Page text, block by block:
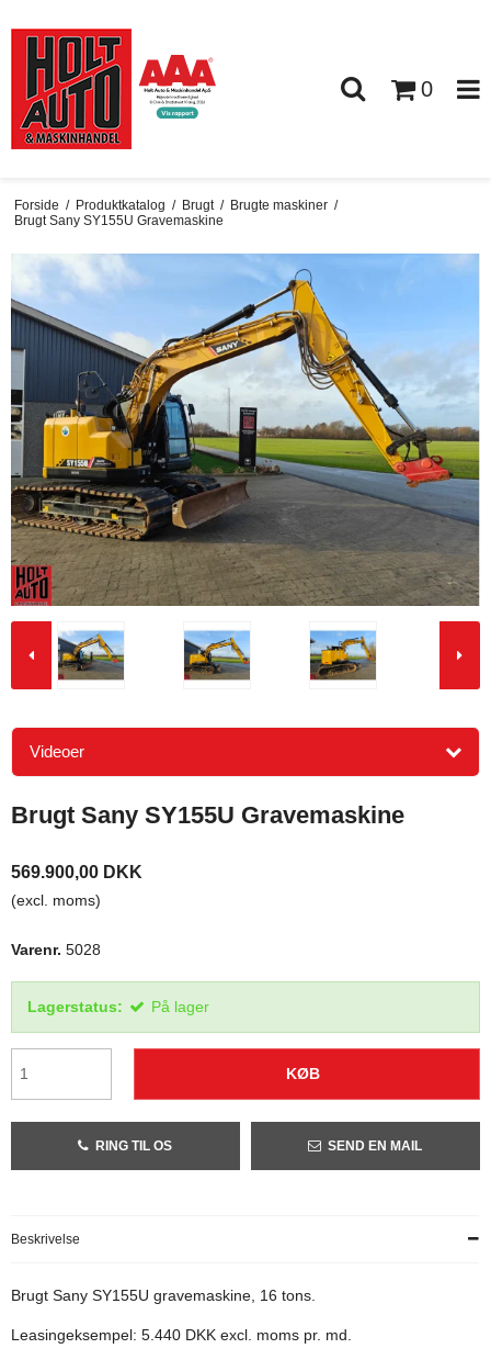
0
Forside / Produktkatalog / Brugt / Brugte maskiner /
Brugt Sany SY155U Gravemaskine
Videoer
Brugt Sany SY155U Gravemaskine
569.900,00 DKK
(excl. moms)
Varenr. 5028
Lagerstatus: På lager
KØB
RING TIL OS SEND EN MAIL
Beskrivelse
Brugt Sany SY155U gravemaskine, 16 tons.
Leasingeksempel: 5.440 DKK excl. moms pr. md.